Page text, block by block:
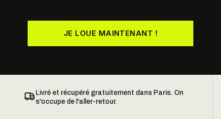
JE LOUE MAINTENANT !
Livré et récupéré gratuitement dans Paris. On
s'occupe de l'aller-retour.